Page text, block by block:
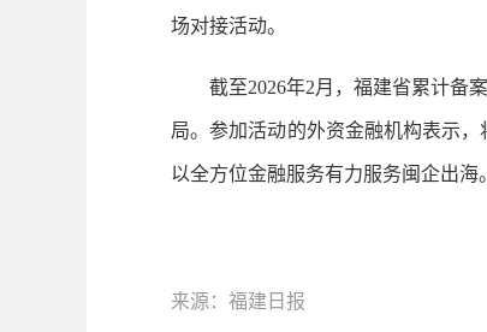
场对接活动。
截至2026年2月，福建省累计备案
局。参加活动的外资金融机构表示
以全方位金融服务有力服务闽企出海
来源：福建日报